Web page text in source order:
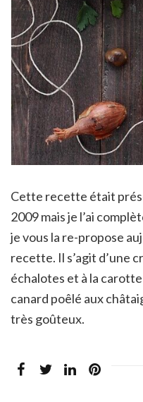
Cette recette était
2009 mais je l’ai
je vous la re-propose
recette. Il s’agit d’une
échalotes et à la
canard poêlé aux
très goûteux.